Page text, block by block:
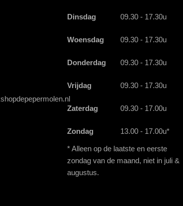
Dinsdag 09.30 - 17.30u
Woensdag 09.30 - 17.30u
Donderdag 09.30 - 17.30u
Vrijdag 09.30 - 17.30u
Zaterdag 09.30 - 17.00u
Zondag 13.00 - 17.00u*
* Alleen op de laatste en eerste
zondag van de maand, niet in juli &
augustus.